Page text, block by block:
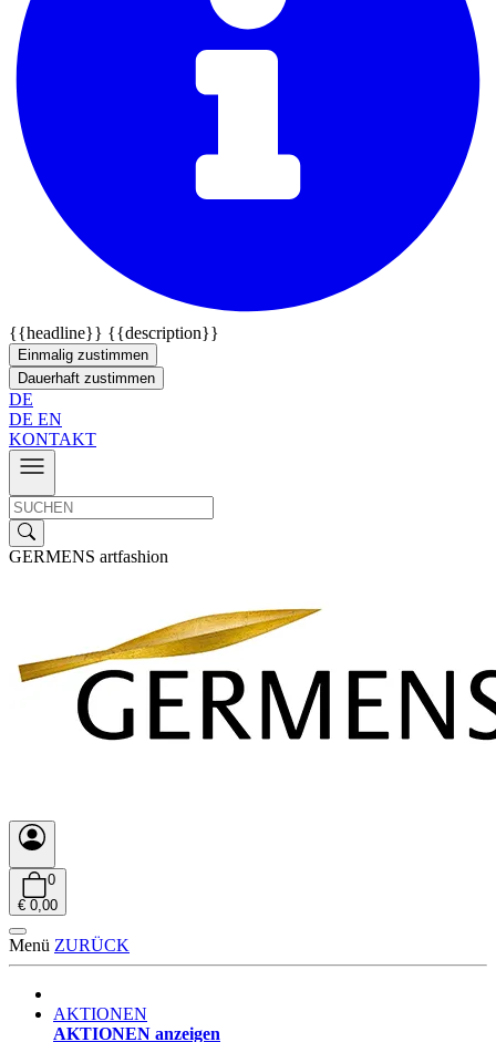
{{headline}} {{description}}
Einmalig zustimmen
Dauerhaft zustimmen
DE
DE EN
KONTAKT
GERMENS artfashion
0
€ 0,00
Menü ZURÜCK
AKTIONEN
AKTIONEN anzeigen